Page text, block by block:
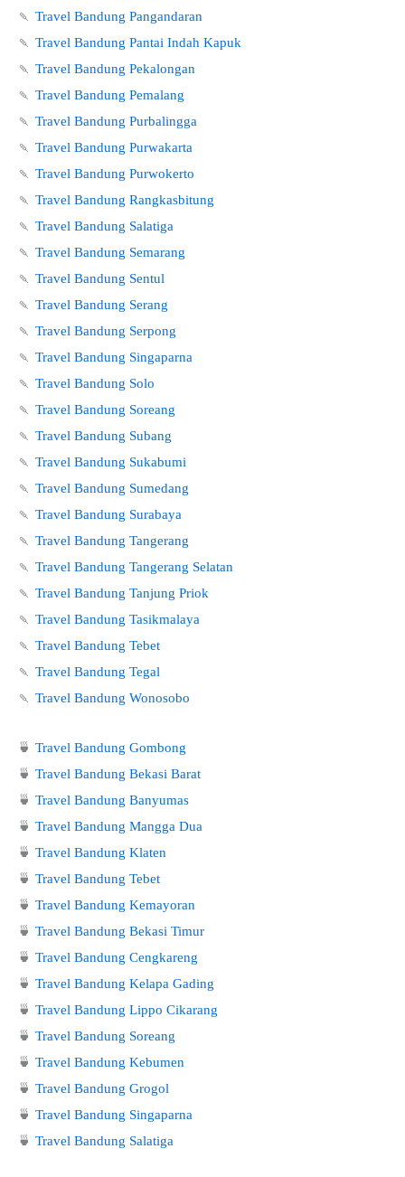
🍡 Travel Bandung Pangandaran
🍡 Travel Bandung Pantai Indah Kapuk
🍡 Travel Bandung Pekalongan
🍡 Travel Bandung Pemalang
🍡 Travel Bandung Purbalingga
🍡 Travel Bandung Purwakarta
🍡 Travel Bandung Purwokerto
🍡 Travel Bandung Rangkasbitung
🍡 Travel Bandung Salatiga
🍡 Travel Bandung Semarang
🍡 Travel Bandung Sentul
🍡 Travel Bandung Serang
🍡 Travel Bandung Serpong
🍡 Travel Bandung Singaparna
🍡 Travel Bandung Solo
🍡 Travel Bandung Soreang
🍡 Travel Bandung Subang
🍡 Travel Bandung Sukabumi
🍡 Travel Bandung Sumedang
🍡 Travel Bandung Surabaya
🍡 Travel Bandung Tangerang
🍡 Travel Bandung Tangerang Selatan
🍡 Travel Bandung Tanjung Priok
🍡 Travel Bandung Tasikmalaya
🍡 Travel Bandung Tebet
🍡 Travel Bandung Tegal
🍡 Travel Bandung Wonosobo
🍵 Travel Bandung Gombong
🍵 Travel Bandung Bekasi Barat
🍵 Travel Bandung Banyumas
🍵 Travel Bandung Mangga Dua
🍵 Travel Bandung Klaten
🍵 Travel Bandung Tebet
🍵 Travel Bandung Kemayoran
🍵 Travel Bandung Bekasi Timur
🍵 Travel Bandung Cengkareng
🍵 Travel Bandung Kelapa Gading
🍵 Travel Bandung Lippo Cikarang
🍵 Travel Bandung Soreang
🍵 Travel Bandung Kebumen
🍵 Travel Bandung Grogol
🍵 Travel Bandung Singaparna
🍵 Travel Bandung Salatiga